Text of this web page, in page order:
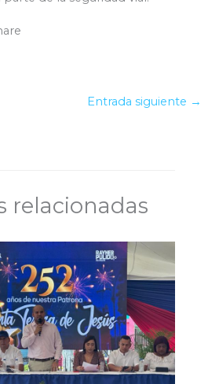
Entrada siguiente →
relacionadas